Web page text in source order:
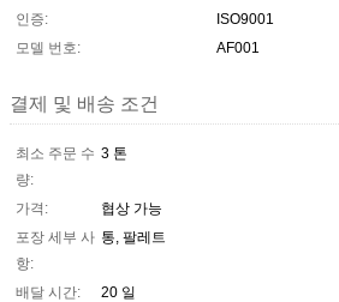
인증:
ISO9001
모델 번호:
AF001
결제 및 배송 조건
최소 주문 수
량:
3 톤
가격:
협상 가능
포장 세부 사
항:
통, 팔레트
배달 시간:
20 일